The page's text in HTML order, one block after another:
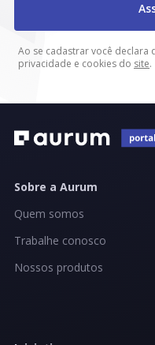
Ao se cadastrar você declara
privacidade e cookies do site.
Sobre a Aurum
Quem somos
Trabalhe conosco
Nossos produtos